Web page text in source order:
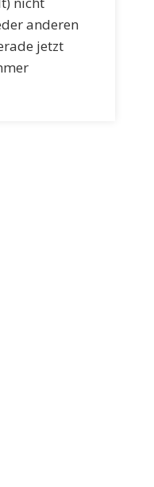
anderen
jetzt